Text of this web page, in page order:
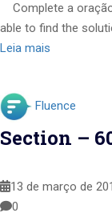
Complete a
able to find the
Leia mais
Fluence
Section –
13 de março de
0